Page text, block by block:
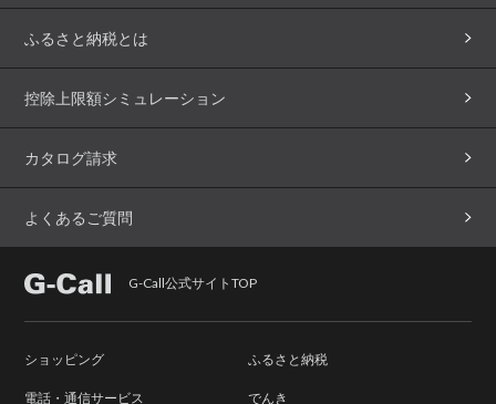
ふるさと納税とは
控除上限額シミュレーション
カタログ請求
よくあるご質問
G-Call公式サイトTOP
ショッピング ふるさと納税
電話・通信サービス でんき